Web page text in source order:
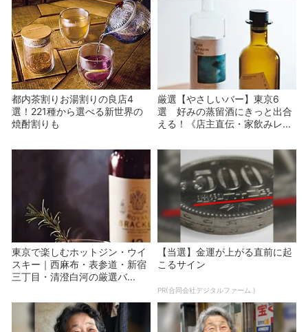
都内茶割りお湯割りの良店4
選！221種から選べる新世界の
焼酎割りも
厳選【やさしいバー】東京6
選 好みの蒸留酒にきっと出合
える！《店主直伝・家飲みレ...
東京で楽しむホットジン・ウイ
スキー｜西麻布・表参道・新宿
三丁目・清澄白河の厳選バ...
【当選】金運が上がる直前に起
こるサイン
PR(合同会社デジタルファーム )